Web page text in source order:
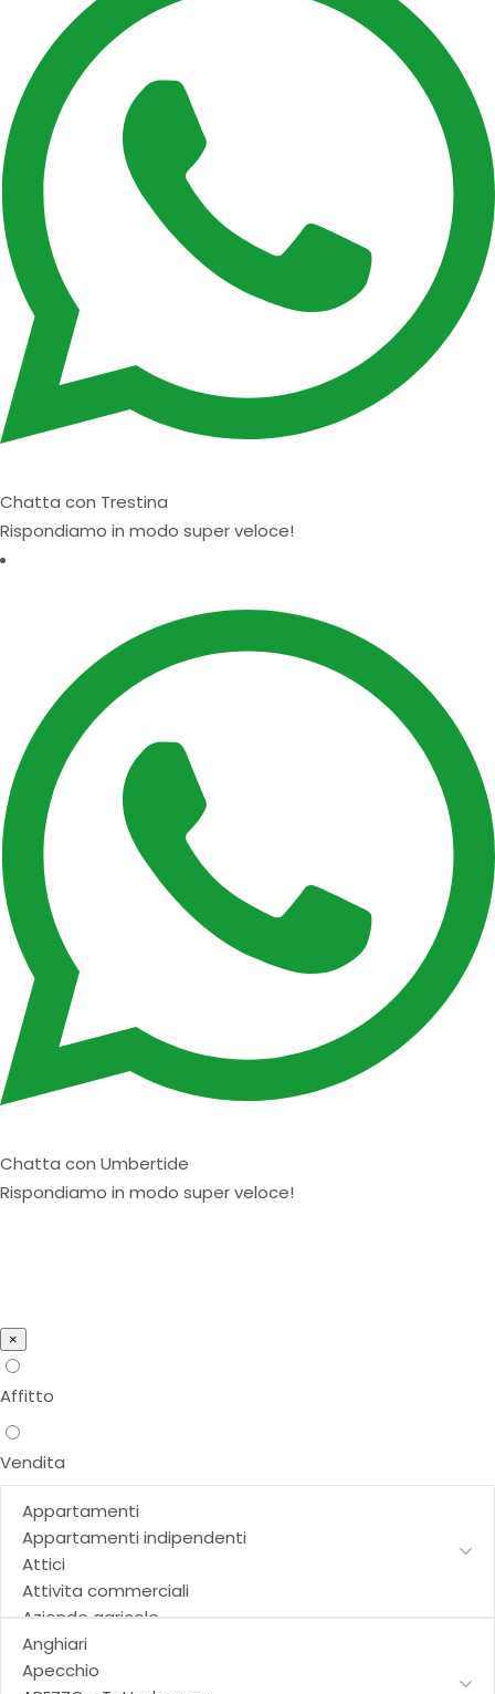
Chatta con Trestina
Rispondiamo in modo super veloce!
Chatta con Umbertide
Rispondiamo in modo super veloce!
×
Affitto
Vendita